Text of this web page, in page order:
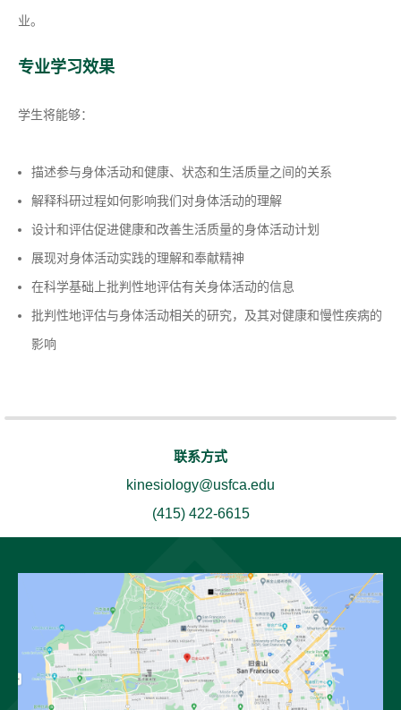
业。
专业学习效果
学生将能够：
描述参与身体活动和健康、状态和生活质量之间的关系
解释科研过程如何影响我们对身体活动的理解
设计和评估促进健康和改善生活质量的身体活动计划
展现对身体活动实践的理解和奉献精神
在科学基础上批判性地评估有关身体活动的信息
批判性地评估与身体活动相关的研究，及其对健康和慢性疾病的
影响
联系方式
kinesiology@usfca.edu
(415) 422-6615